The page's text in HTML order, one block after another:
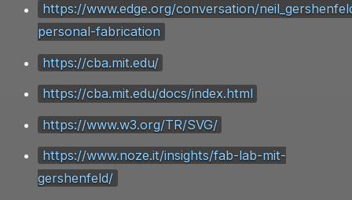
https://www.edge.org/conversation/
personal-fabrication
https://cba.mit.edu/
https://cba.mit.edu/docs/index.html
https://www.w3.org/TR/SVG/
https://www.noze.it/insights/fab-lab-mit-
gershenfeld/